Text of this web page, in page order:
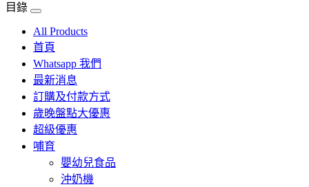
目錄
All Products
首頁
Whatsapp 我們
最新消息
訂購及付款方式
歲晚盤點大優惠
超級優惠
哺育
嬰幼兒食品
沖奶機